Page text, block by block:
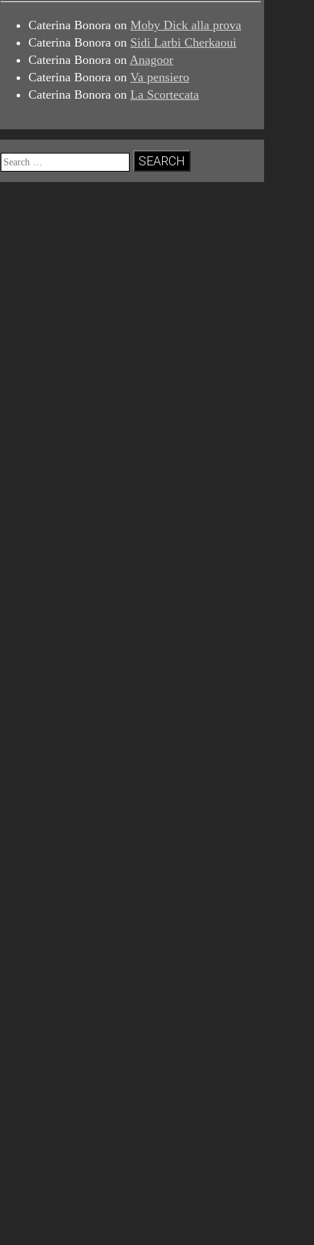
Caterina Bonora onMoby Dick alla prova
Caterina Bonora on Sidi Larbi Cherkaoui
Caterina Bonora onAnagoor
Caterina Bonora onVa pensiero
Caterina Bonora onLa Scortecata
Search
for: